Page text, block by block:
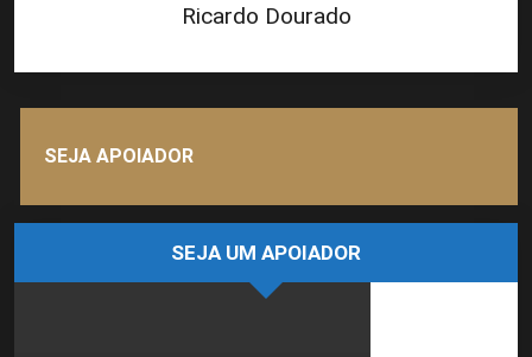
Ricardo Dourado
SEJA APOIADOR
SEJA UM APOIADOR